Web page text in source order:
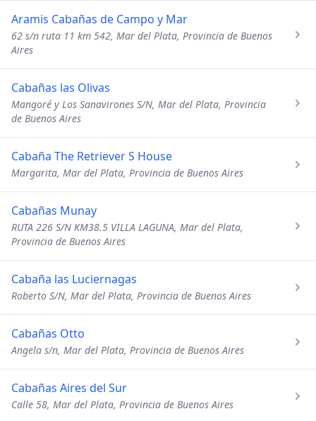
Aramis Cabañas de Campo y Mar
62 s/n ruta 11 km 542, Mar del Plata, Provincia de Buenos
Aires
Cabañas las Olivas
Mangoré y Los Sanavirones S/N, Mar del Plata, Provincia
de Buenos Aires
Cabaña The Retriever S House
Margarita, Mar del Plata, Provincia de Buenos Aires
Cabañas Munay
RUTA 226 S/N KM38.5 VILLA LAGUNA, Mar del Plata,
Provincia de Buenos Aires
Cabaña las Luciernagas
Roberto S/N, Mar del Plata, Provincia de Buenos Aires
Cabañas Otto
Angela s/n, Mar del Plata, Provincia de Buenos Aires
Cabañas Aires del Sur
Calle 58, Mar del Plata, Provincia de Buenos Aires